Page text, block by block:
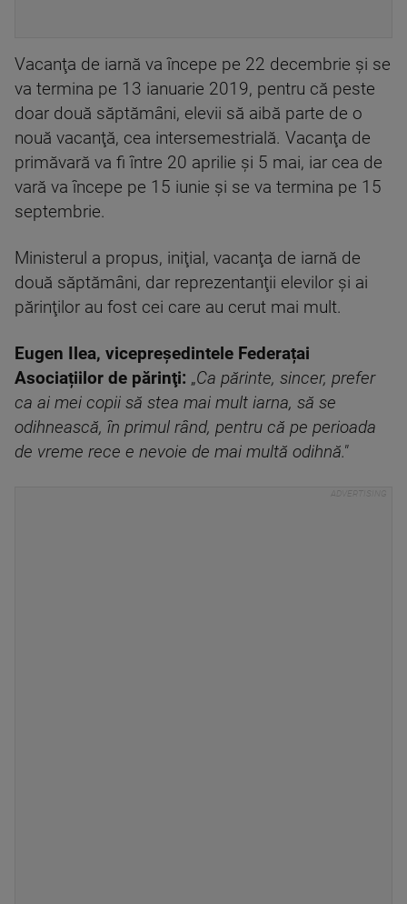
Vacanţa de iarnă va începe pe 22 decembrie şi se
va termina pe 13 ianuarie 2019, pentru că peste
doar două săptămâni, elevii să aibă parte de o
nouă vacanţă, cea intersemestrială. Vacanţa de
primăvară va fi între 20 aprilie şi 5 mai, iar cea de
vară va începe pe 15 iunie şi se va termina pe 15
septembrie.
Ministerul a propus, iniţial, vacanţa de iarnă de
două săptămâni, dar reprezentanţii elevilor şi ai
părinţilor au fost cei care au cerut mai mult.
Eugen Ilea, vicepreşedintele Federațai
Asociațiilor de părinţi: „Ca părinte, sincer, prefer
ca ai mei copii să stea mai mult iarna, să se
odihnească, în primul rând, pentru că pe perioada
de vreme rece e nevoie de mai multă odihnă."